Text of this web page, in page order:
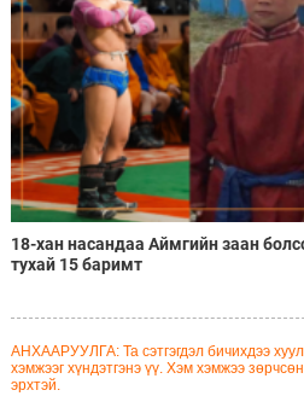
18-хан насандаа Аймгийн заан
тухай 15 баримт
АНХААРУУЛГА: Та сэтгэгдэл бичихдээ
хэмжээг хүндэтгэнэ үү. Хэм хэмжээ
эрхтэй.